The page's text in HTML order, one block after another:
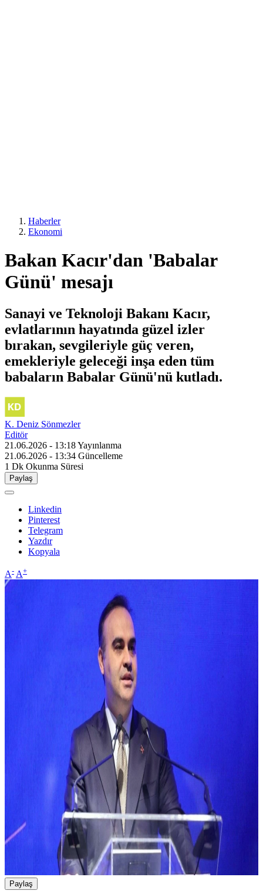
Haberler
Ekonomi
Bakan Kacır'dan 'Babalar
Günü' mesajı
Sanayi ve Teknoloji Bakanı Kacır,
evlatlarının hayatında güzel izler
bırakan, sevgileriyle güç veren,
emekleriyle geleceği inşa eden tüm
babaların Babalar Günü'nü kutladı.
K. Deniz Sönmezler
Editör
21.06.2026 - 13:18Yayınlanma
21.06.2026 - 13:34 Güncelleme
1 Dk Okunma Süresi
Paylaş
Linkedin
Pinterest
Telegram
Yazdır
Kopyala
A- A+
Paylaş